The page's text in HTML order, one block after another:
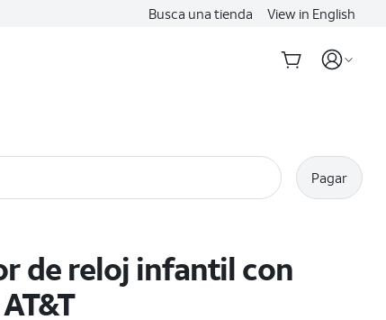
Busca una tienda View in English
Pagar
de reloj infantil con